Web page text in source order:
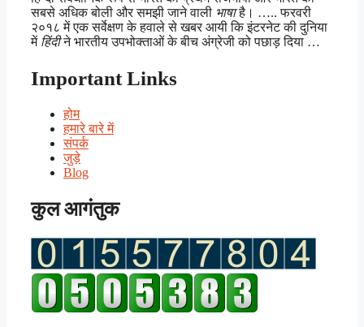
सबसे अधिक बोली और समझी जाने वाली भाषाहै। ….. फरवरी
२०१८ में एक सर्वेक्षण के हवाले से खबर आयी कि इंटरनेट की दुनिया
में हिंदीने भारतीय उपभोक्ताओं के बीच अंग्रेजी को पछाड़ दिया …
Important Links
होम
हमारे बारे में
संपर्क
जुड़े
Blog
कुल आगंतुक